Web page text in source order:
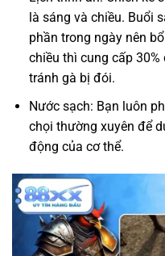
là sáng và chiều. Buổi
phần trong ngày nên
chiều thì cung cấp
tránh gà bị đói.
Nước sạch: Bạn luôn
chọi thường xuyên để
động của cơ thể.